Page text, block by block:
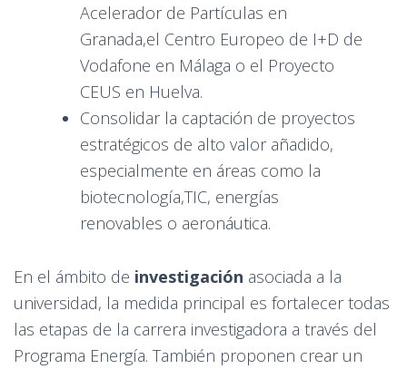
Acelerador de Partículas en
Granada,el Centro Europeo de I+D de
Vodafone en Málaga o el Proyecto
CEUS en Huelva.
Consolidar la captación de proyectos
estratégicos de alto valor añadido,
especialmente en áreas como la
biotecnología,TIC, energías
renovables o aeronáutica.
En el ámbito de investigación asociada a la
universidad, la medida principal es fortalecer todas
las etapas de la carrera investigadora a través del
Programa Energía. También proponen crear un